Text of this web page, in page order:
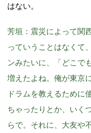
はない。
芳垣 ：震災によって関
っていうことはなくて
ンみたいに、「どこで
増えたよね。俺が東京
ドラムを教えるために
ちゃったりとか、いく
らで。それに、大友や